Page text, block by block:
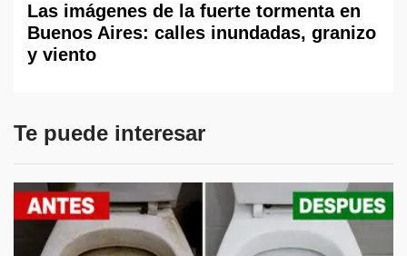
Las imágenes de la fuerte tormenta en
Buenos Aires: calles inundadas, granizo
y viento
Te puede interesar